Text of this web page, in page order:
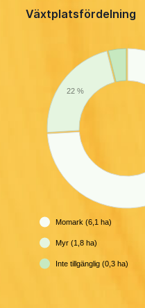
Växtplatsfördelning
22 %
Momark (6,1 ha)
Myr (1,8 ha)
Inte tillgänglig (0,3 ha)